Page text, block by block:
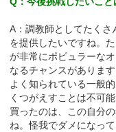
A：調教師としてたくさ
を提供したいですね。
が非常にポピュラーな
なるチャンスがありま
よく知られている一般
くつがえすことは不可
買ったのは、この自分
ね。怪我でダメになっ